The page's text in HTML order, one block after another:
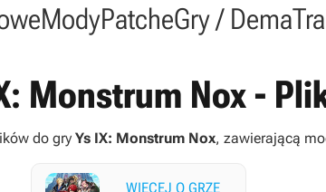
ModyPatcheGry / Dema
Monstrum Nox -
do gry Ys IX: Monstrum Nox, zawierającą
WIĘCEJ O GRZE